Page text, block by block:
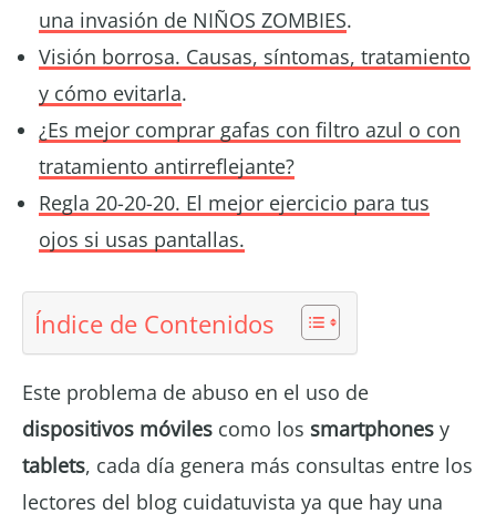
una invasión de NIÑOS ZOMBIES.
Visión borrosa. Causas, síntomas, tratamiento
y cómo evitarla.
¿Es mejor comprar gafas con filtro azul o con
tratamiento antirreflejante?
Regla 20-20-20. El mejor ejercicio para tus
ojos si usas pantallas.
Índice de Contenidos
Este problema de abuso en el uso de
dispositivos móviles como los smartphones y
tablets, cada día genera más consultas entre los
lectores del blog cuidatuvista ya que hay una